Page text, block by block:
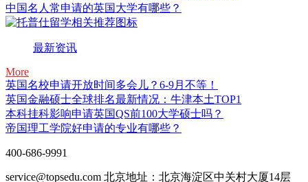
中国名人常申请的英国大学有哪些？
最新资讯
More
英国名校申请开放时间多会儿？6-9月不等！
英国金融硕士全球排名最新情况：牛津本土TOP1
本科挂科影响申请英国QS前100大学硕士吗？
帝国理工学院好申请的专业有哪些？
400-686-9991
service@topsedu.com 北京地址：北京海淀区中关村大厦14层